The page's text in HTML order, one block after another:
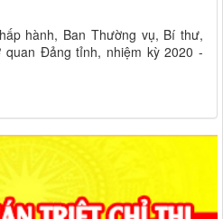
hành, Ban Thường vụ, Bí thư,
Đảng tỉnh, nhiệm kỳ 2020 -